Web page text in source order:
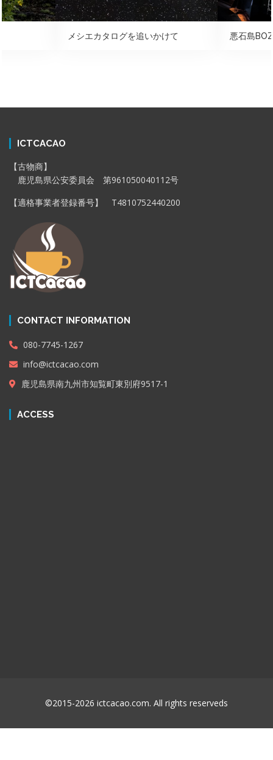
メシエカタログを追いかけて 悪石島
ICTCACAO
【古物商】
鹿児島県公安委員会 第961050040112号
【適格事業者登録番号】 T4810752440200
CONTACT INFORMATION
080-7745-1267
info@ictcacao.com
鹿児島県南九州市知覧町東別府9517-1
ACCESS
©2015-2026 ictcacao.com. All rights reserveds